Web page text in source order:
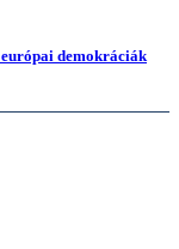
demokráciák